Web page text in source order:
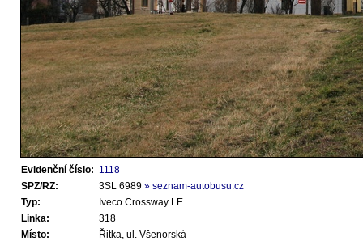
Evidenční číslo: 1118
SPZ/RZ:
3SL 6989 » seznam-autobusu.cz
Typ:
Iveco Crossway LE
Linka:
318
Místo:
Řitka, ul. Všenorská